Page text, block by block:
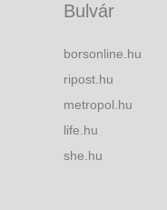
Bulvár
borsonline.hu
ripost.hu
metropol.hu
life.hu
she.hu